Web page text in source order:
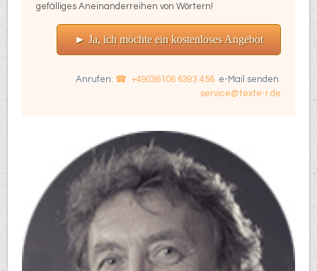
gefälliges Aneinanderreihen von Wörtern!
► Ja, ich möchte ein kostenloses Angebot
Anrufen: +49(0)6106 6393 456e-Mail senden
service@texte-r.de